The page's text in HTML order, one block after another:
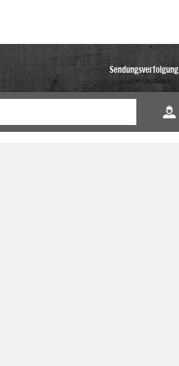
Sendungsverfolgung